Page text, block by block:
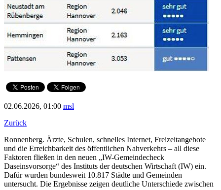
02.06.2026, 01:00 msl
Zurück
Ronnenberg. Ärzte, Schulen, schnelles Internet, Freizeitangebote
und die Erreichbarkeit des öffentlichen Nahverkehrs – all diese
Faktoren fließen in den neuen „IW-Gemeindecheck
Daseinsvorsorge“ des Instituts der deutschen Wirtschaft (IW) ein.
Dafür wurden bundesweit 10.817 Städte und Gemeinden
untersucht. Die Ergebnisse zeigen deutliche Unterschiede zwischen